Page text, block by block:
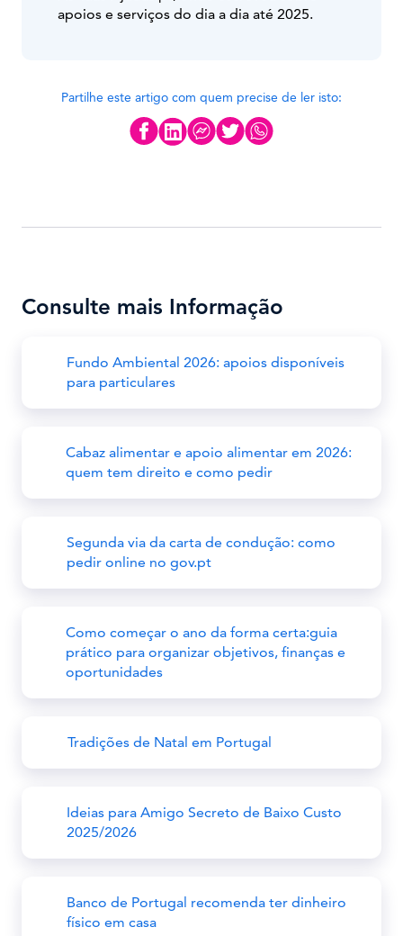
apoios e serviços do dia a dia até 2025.
Partilhe este artigo com quem precise de ler isto:
Consulte mais Informação
Fundo Ambiental 2026: apoios disponíveis
para particulares
Cabaz alimentar e apoio alimentar em 2026:
quem tem direito e como pedir
Segunda via da carta de condução: como
pedir online no gov.pt
Como começar o ano da forma certa:guia
prático para organizar objetivos, finanças e
oportunidades
Tradições de Natal em Portugal
Ideias para Amigo Secreto de Baixo Custo
2025/2026
Banco de Portugal recomenda ter dinheiro
físico em casa